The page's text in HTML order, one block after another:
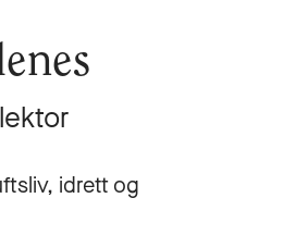
idrett og